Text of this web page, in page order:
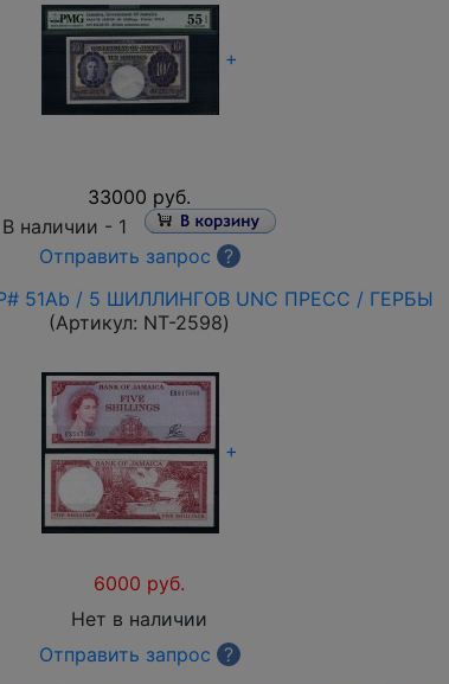
+
33000 руб.
В наличии - 1
Отправить запрос
?
51Ab / 5 ШИЛЛИНГОВ UNC ПРЕСС / ГЕРБЫ
(Артикул: NT-2598)
+
6000 руб.
Нет в наличии
Отправить запрос
?